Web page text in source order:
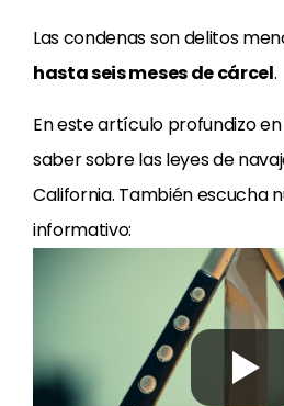
Las condenas son delitos
hasta seis meses de cárcel.
En este artículo profundizo
saber sobre las leyes de
California. También escucha
informativo: